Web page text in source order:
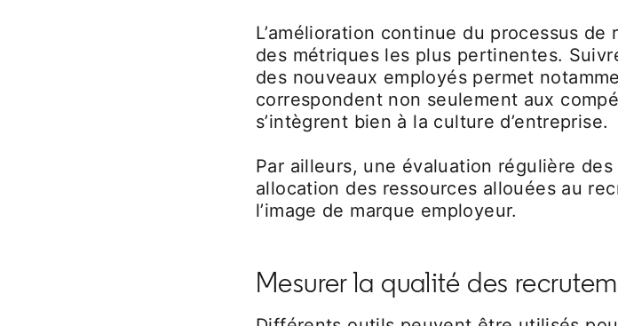
L’amélioration continue du processus
des métriques les plus pertinentes.
des nouveaux employés permet
correspondent non seulement aux
s’intègrent bien à la culture d’entreprise.
Par ailleurs, une évaluation régulière
allocation des ressources allouées au
l’image de marque employeur.
Mesurer la qualité des